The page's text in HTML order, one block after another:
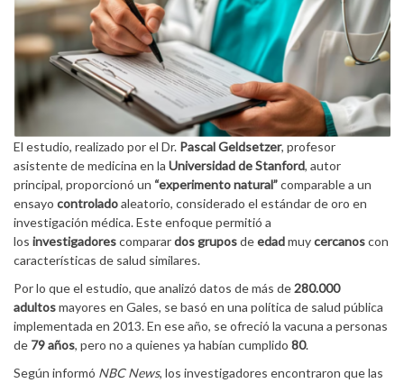
El estudio, realizado por el Dr. Pascal Geldsetzer, profesor
asistente de medicina en la Universidad de Stanford, autor
principal, proporcionó un “experimento natural”comparable a un
ensayo controladoaleatorio, considerado el estándar de oro en
investigación médica. Este enfoque permitió a
los investigadorescomparardos gruposdeedadmuycercanoscon
características de salud similares.
Por lo que el estudio, que analizó datos de más de280.000
adultosmayores en Gales, se basó en una política de salud pública
implementada en 2013. En ese año, se ofreció la vacuna a personas
de 79 años, pero no a quienes ya habían cumplido 80.
Según informó NBC News, los investigadores encontraron que las